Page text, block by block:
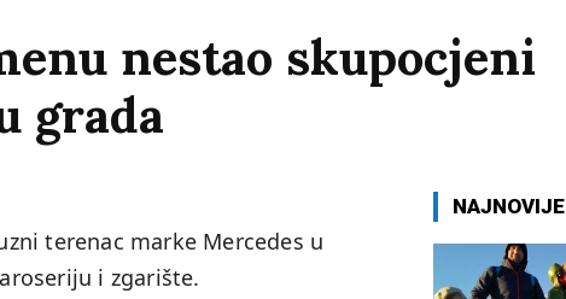
nestao skupocjeni
grada
terenac marke Mercedes u
i zgarište.
NAJNOVIJE